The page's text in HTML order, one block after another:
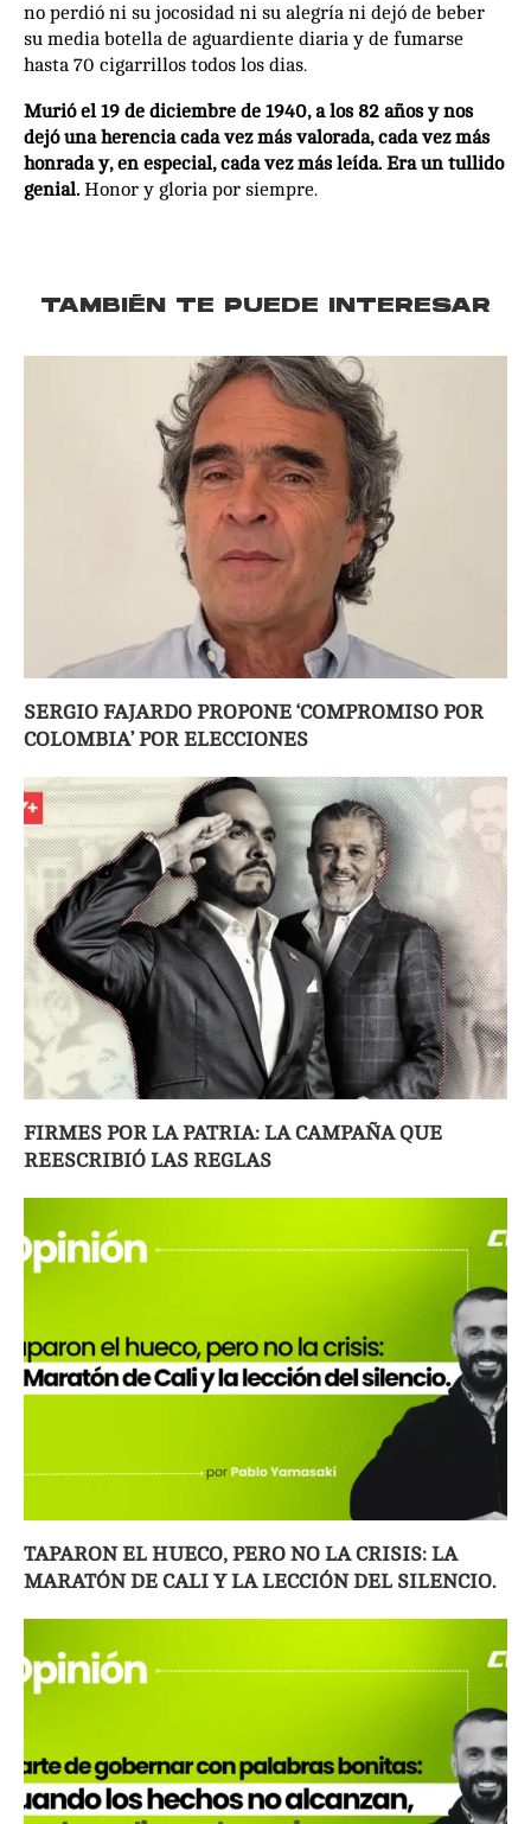
no perdió ni su jocosidad ni su alegría ni dejó de beber
su media botella de aguardiente diaria y de fumarse
hasta 70 cigarrillos todos los dias.
Murió el 19 de diciembre de 1940, a los 82 años y nos
dejó una herencia cada vez más valorada, cada vez más
honrada y, en especial, cada vez más leída. Era un tullido
genial. Honor y gloria por siempre.
TAMBIÉN TE PUEDE INTERESAR
SERGIO FAJARDO PROPONE ‘COMPROMISO POR
COLOMBIA’ POR ELECCIONES
FIRMES POR LA PATRIA: LA CAMPAÑA QUE
REESCRIBIÓ LAS REGLAS
TAPARON EL HUECO, PERO NO LA CRISIS: LA
MARATÓN DE CALI Y LA LECCIÓN DEL SILENCIO.